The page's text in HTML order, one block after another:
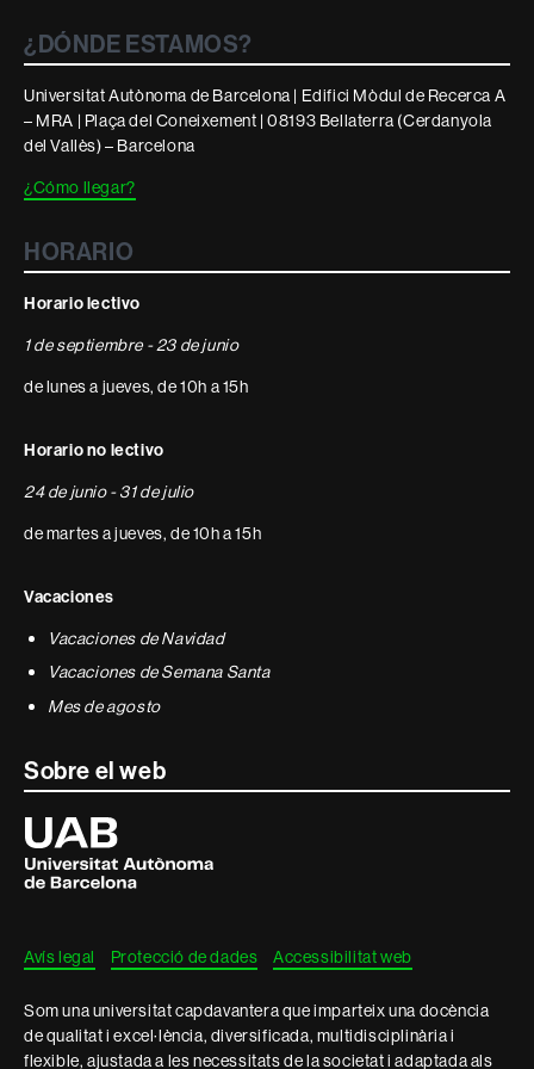
¿DÓNDE ESTAMOS?
Universitat Autònoma de Barcelona | Edifici Mòdul de Recerca A
– MRA | Plaça del Coneixement | 08193 Bellaterra (Cerdanyola
del Vallès) – Barcelona
¿Cómo llegar?
HORARIO
Horario lectivo
1 de septiembre - 23 de junio
de lunes a jueves, de 10h a 15h
Horario no lectivo
24 de junio - 31 de julio
de martes a jueves, de 10h a 15h
Vacaciones
Vacaciones de Navidad
Vacaciones de Semana Santa
Mes de agosto
Sobre el web
Universitat
Autònoma
de
Barcelona
Avís legal Protecció de dades Accessibilitat web
Som una universitat capdavantera que imparteix una docència
de qualitat i excel·lència, diversificada, multidisciplinària i
flexible, ajustada a les necessitats de la societat i adaptada als